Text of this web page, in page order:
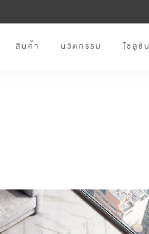
สินค้า นวัตกรรม โซลูชั่น